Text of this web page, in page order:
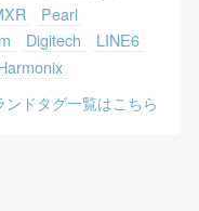
Pearl
Digitech
LINE6
ンドタグ一覧はこちら